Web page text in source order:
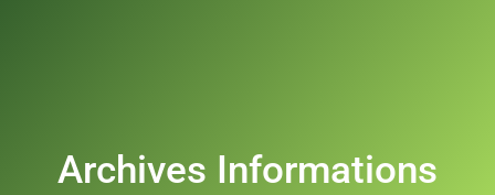
Archives Informations